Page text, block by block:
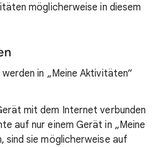
möglicherweise in diesem
in „Meine Aktivitäten“
mit dem Internet verbunden
auf nur einem Gerät in „Meine
sind sie möglicherweise auf